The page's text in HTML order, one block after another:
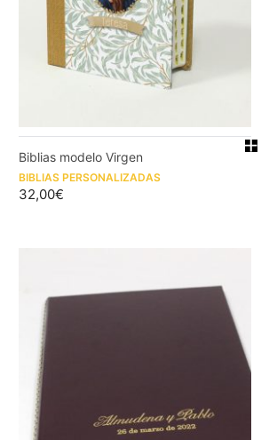
Biblias modelo Virgen
BIBLIAS PERSONALIZADAS
32,00€